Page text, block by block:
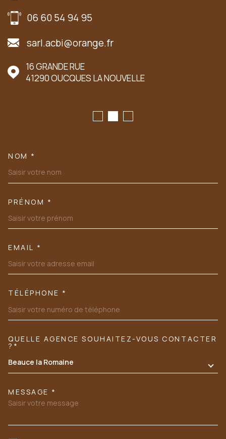
06 60 54 94 95
sarl.acbi@orange.fr
16 GRANDE RUE
41290 OUCQUES LA NOUVELLE
NOM *
PRÉNOM *
EMAIL *
TÉLÉPHONE *
TRAD_MELTEM_VOREDEMANDE
QUELLE AGENCE SOUHAITEZ-VOUS CONTACTER
?*
Beauce la Romaine
MESSAGE *